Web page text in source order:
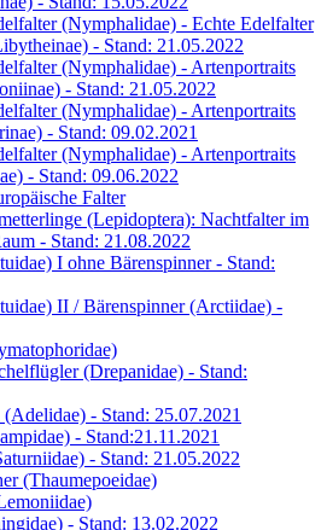
(Nymphalidae) - Echte Edelfalter
- Stand: 21.05.2022
(Nymphalidae) - Artenportraits
- Stand: 21.05.2022
(Nymphalidae) - Artenportraits
- Stand: 09.02.2021
(Nymphalidae) - Artenportraits
- Stand: 09.06.2022
Falter
(Lepidoptera): Nachtfalter im
- Stand: 21.08.2022
I ohne Bärenspinner - Stand:
II / Bärenspinner (Arctiidae) -
(Drepanidae) - Stand:
- Stand: 25.07.2021
- Stand:21.11.2021
- Stand: 21.05.2022
(Thaumepoeidae)
- Stand: 13.02.2022